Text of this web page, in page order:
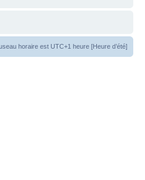
horaire est UTC+1 heure [Heure d’été]